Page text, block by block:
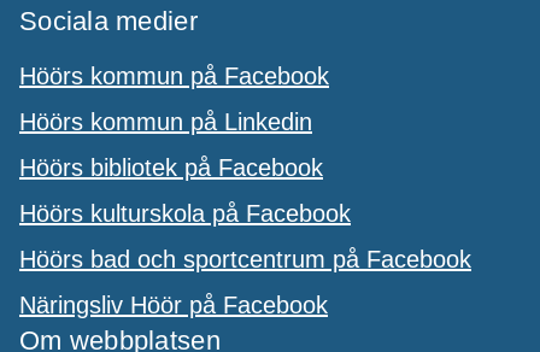
Sociala medier
Höörs kommun på Facebook
Höörs kommun på Linkedin
Höörs bibliotek på Facebook
Höörs kulturskola på Facebook
Höörs bad och sportcentrum på Facebook
Näringsliv Höör på Facebook
Om webbplatsen